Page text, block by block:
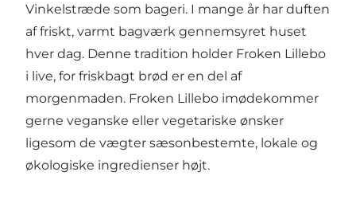
Vinkelstræde som bageri. I mange år har duften
af friskt, varmt bagværk gennemsyret huset
hver dag. Denne tradition holder Froken Lillebo
i live, for friskbagt brød er en del af
morgenmaden. Froken Lillebo imødekommer
gerne veganske eller vegetariske ønsker
ligesom de vægter sæsonbestemte, lokale og
økologiske ingredienser højt.